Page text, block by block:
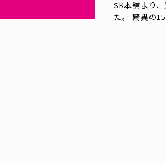
SK本舗より
た。 驚異の